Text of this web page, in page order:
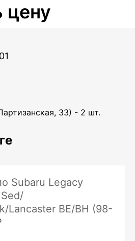
цену
33) - 2 шт.
Subaru Legacy
Lancaster BE/BH (98-